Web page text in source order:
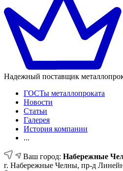
Надежный поставщик
ГОСТы металлопроката
Новости
Статьи
Галерея
История компании
...
Ваш город: Набережные
г. Набережные Челны, пр-д